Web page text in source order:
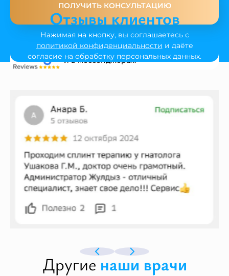
ПОЛУЧИТЬ КОНСУЛЬТАЦИЮ
Нажимая на кнопку, вы соглашаетесь с
политикой конфиденциальности и даёте
согласие на обработку персональных данных.
Отзывы клиентов
Рейтинг 5.0на Google и Яндекс, сотни
отзывов на 2GIS, Instagram
и в мессенджерах.
Другие наши врачи